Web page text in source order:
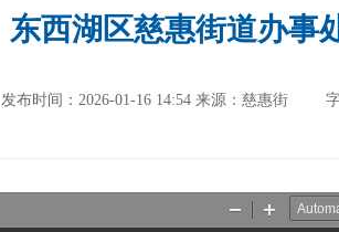
东西湖区慈惠街道办事
发布时间：2026-01-16 14:54 来源：慈惠街